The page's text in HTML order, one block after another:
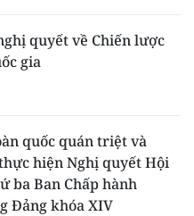
quyết về Chiến lược
gia
quốc quán triệt và
hiện Nghị quyết Hội
ba Ban Chấp hành
Đảng khóa XIV